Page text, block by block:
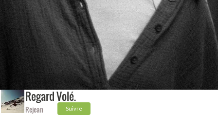
Regard Volé.
Rejean Suivre